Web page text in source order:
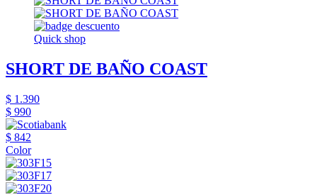
Quick shop
SHORT DE BAÑO COAST
$ 1.390
$ 990
$ 842
Color